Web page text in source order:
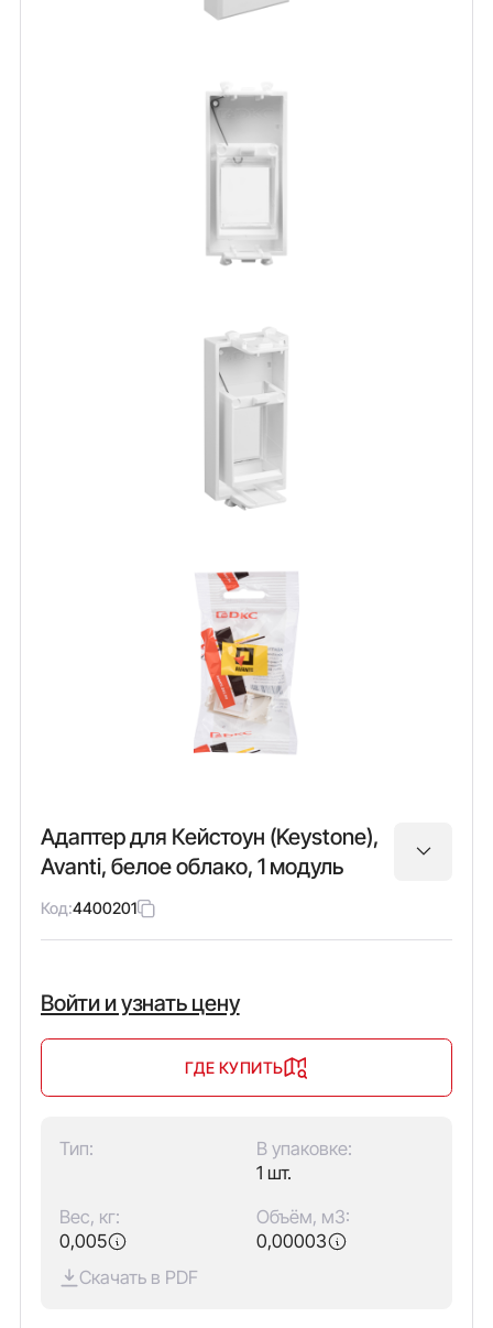
Адаптер для Кейстоун (Keystone),
Avanti, белое облако, 1 модуль
Код:4400201
Войти и узнать цену
ГДЕ КУПИТЬ
Тип:
В упаковке:
1 шт.
Вес, кг:
0,005
Объём, м3:
0,00003
Скачать в PDF